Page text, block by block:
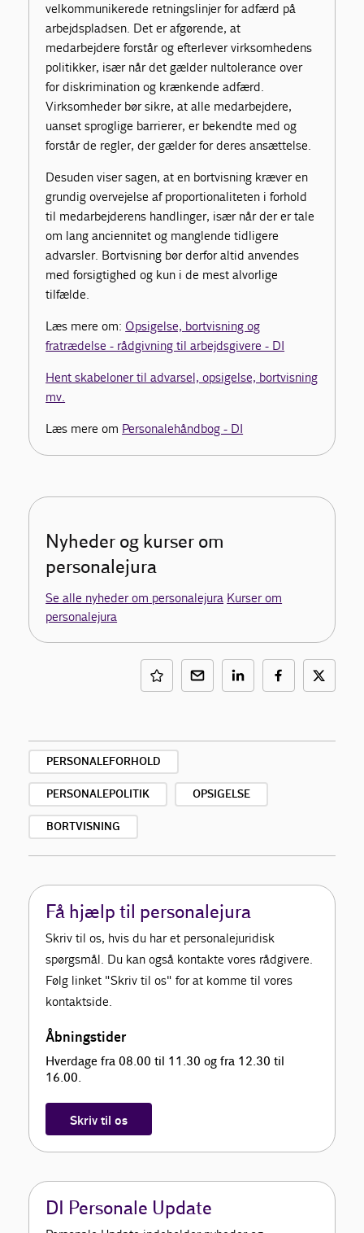
velkommunikerede retningslinjer for adfærd på
arbejdspladsen. Det er afgørende, at
medarbejdere forstår og efterlever virksomhedens
politikker, især når det gælder nultolerance over
for diskrimination og krænkende adfærd.
Virksomheder bør sikre, at alle medarbejdere,
uanset sproglige barrierer, er bekendte med og
forstår de regler, der gælder for deres ansættelse.
Desuden viser sagen, at en bortvisning kræver en
grundig overvejelse af proportionaliteten i forhold
til medarbejderens handlinger, især når der er tale
om lang anciennitet og manglende tidligere
advarsler. Bortvisning bør derfor altid anvendes
med forsigtighed og kun i de mest alvorlige
tilfælde.
Læs mere om: Opsigelse, bortvisning og
fratrædelse - rådgivning til arbejdsgivere - DI
Hent skabeloner til advarsel, opsigelse, bortvisning
mv.
Læs mere om Personalehåndbog - DI
Nyheder og kurser om
personalejura
Se alle nyheder om personalejura Kurser om
personalejura
PERSONALEFORHOLD
PERSONALEPOLITIK OPSIGELSE
BORTVISNING
Få hjælp til personalejura
Skriv til os, hvis du har et personalejuridisk
spørgsmål. Du kan også kontakte vores rådgivere.
Følg linket "Skriv til os" for at komme til vores
kontaktside.
Åbningstider
Hverdage fra 08.00 til 11.30 og fra 12.30 til
16.00.
Skriv til os
DI Personale Update